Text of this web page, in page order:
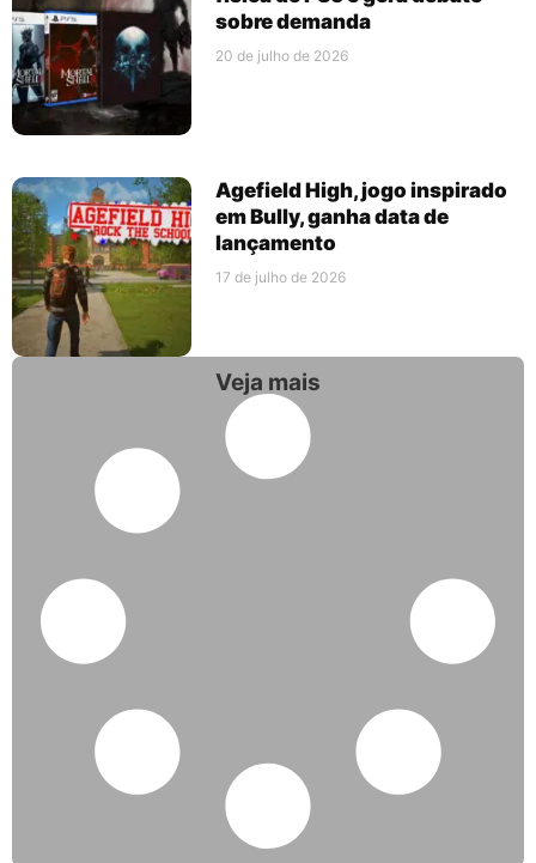
sobre demanda
20 de julho de 2026
Agefield High, jogo inspirado
em Bully, ganha data de
lançamento
17 de julho de 2026
Veja mais